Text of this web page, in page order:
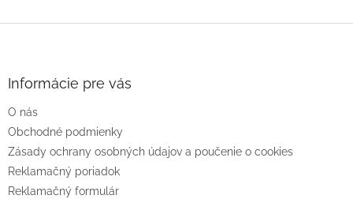
e
Informácie pre vás
O nás
Obchodné podmienky
Zásady ochrany osobných údajov a poučenie o cookies
Reklamačný poriadok
Reklamačný formulár